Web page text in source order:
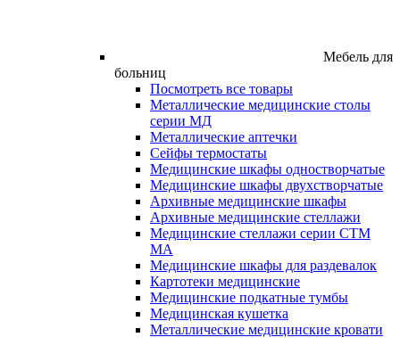
Мебель для
больниц
Посмотреть все товары
Металлические медицинские столы
серии МД
Металлические аптечки
Сейфы термостаты
Медицинские шкафы одностворчатые
Медицинские шкафы двухстворчатые
Архивные медицинские шкафы
Архивные медицинские стеллажи
Медицинские стеллажи серии СТМ
МА
Медицинские шкафы для раздевалок
Картотеки медицинские
Медицинские подкатные тумбы
Медицинская кушетка
Металлические медицинские кровати